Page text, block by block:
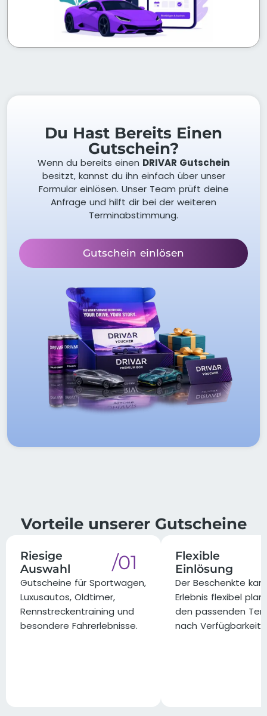
Du Hast Bereits Einen
Gutschein?
Wenn du bereits einen DRIVAR Gutschein
besitzt, kannst du ihn einfach über unser
Formular einlösen. Unser Team prüft deine
Anfrage und hilft dir bei der weiteren
Terminabstimmung.
Gutschein einlösen
Vorteile unserer Gutscheine
Riesige
Auswahl
/01
Gutscheine für Sportwagen,
Luxusautos, Oldtimer,
Rennstreckentraining und
besondere Fahrerlebnisse.
Flexible
Einlösung
Der Beschenkte
Erlebnis flexibel
den passenden
nach Verfügbarkeit